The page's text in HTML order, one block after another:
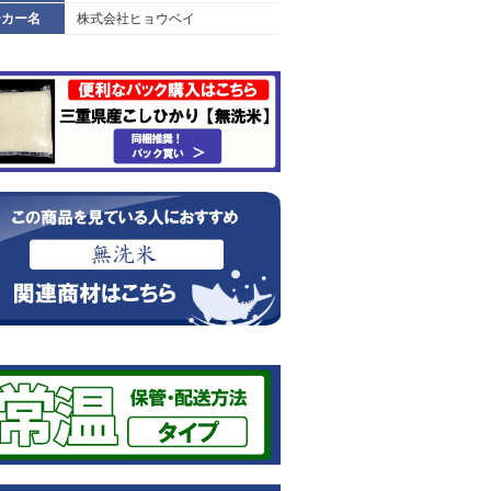
ー名 株式会社ヒョウベイ